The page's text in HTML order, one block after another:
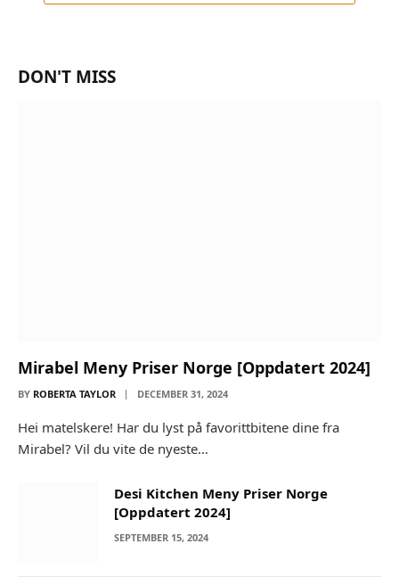
DON'T MISS
Mirabel Meny Priser Norge [Oppdatert 2024]
BY ROBERTA TAYLOR DECEMBER 31, 2024
Hei matelskere! Har du lyst på favorittbitene dine fra
Mirabel? Vil du vite de nyeste…
Desi Kitchen Meny Priser Norge
[Oppdatert 2024]
SEPTEMBER 15, 2024